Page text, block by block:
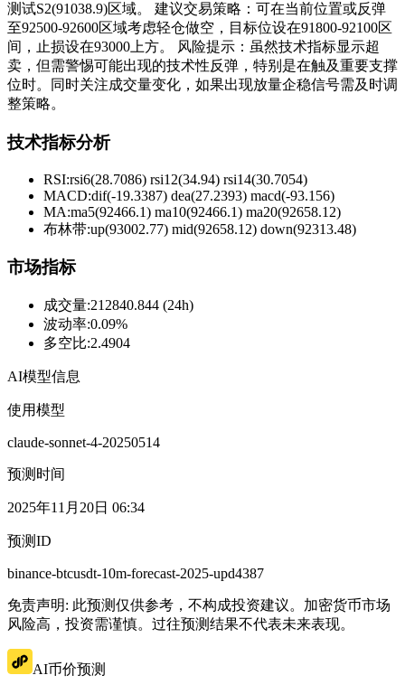
测试S2(91038.9)区域。 建议交易策略：可在当前位置或反弹
至92500-92600区域考虑轻仓做空，目标位设在91800-92100区
间，止损设在93000上方。 风险提示：虽然技术指标显示超
卖，但需警惕可能出现的技术性反弹，特别是在触及重要支撑
位时。同时关注成交量变化，如果出现放量企稳信号需及时调
整策略。
技术指标分析
RSI:rsi6(28.7086) rsi12(34.94) rsi14(30.7054)
MACD:dif(-19.3387) dea(27.2393) macd(-93.156)
MA:ma5(92466.1) ma10(92466.1) ma20(92658.12)
布林带:up(93002.77) mid(92658.12) down(92313.48)
市场指标
成交量:212840.844 (24h)
波动率:0.09%
多空比:2.4904
AI模型信息
使用模型
claude-sonnet-4-20250514
预测时间
2025年11月20日 06:34
预测ID
binance-btcusdt-10m-forecast-2025-upd4387
免责声明: 此预测仅供参考，不构成投资建议。加密货币市场
风险高，投资需谨慎。过往预测结果不代表未来表现。
AI币价预测